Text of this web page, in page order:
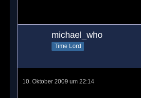
michael_who
Time Lord
10. Oktober 2009 um 22:14